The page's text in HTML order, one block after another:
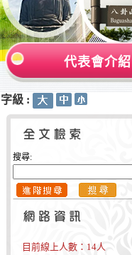
代表會介紹
字級 :
搜尋:
目前線上人數： 14人